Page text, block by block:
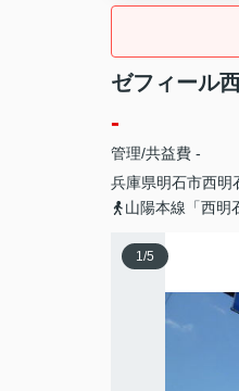
ゼフィール
-
管理/共益費 -
兵庫県明石市西明
山陽本線「西明
1/5